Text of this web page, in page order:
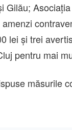
Gilău;
lei și trei
pentru mai
măsurile